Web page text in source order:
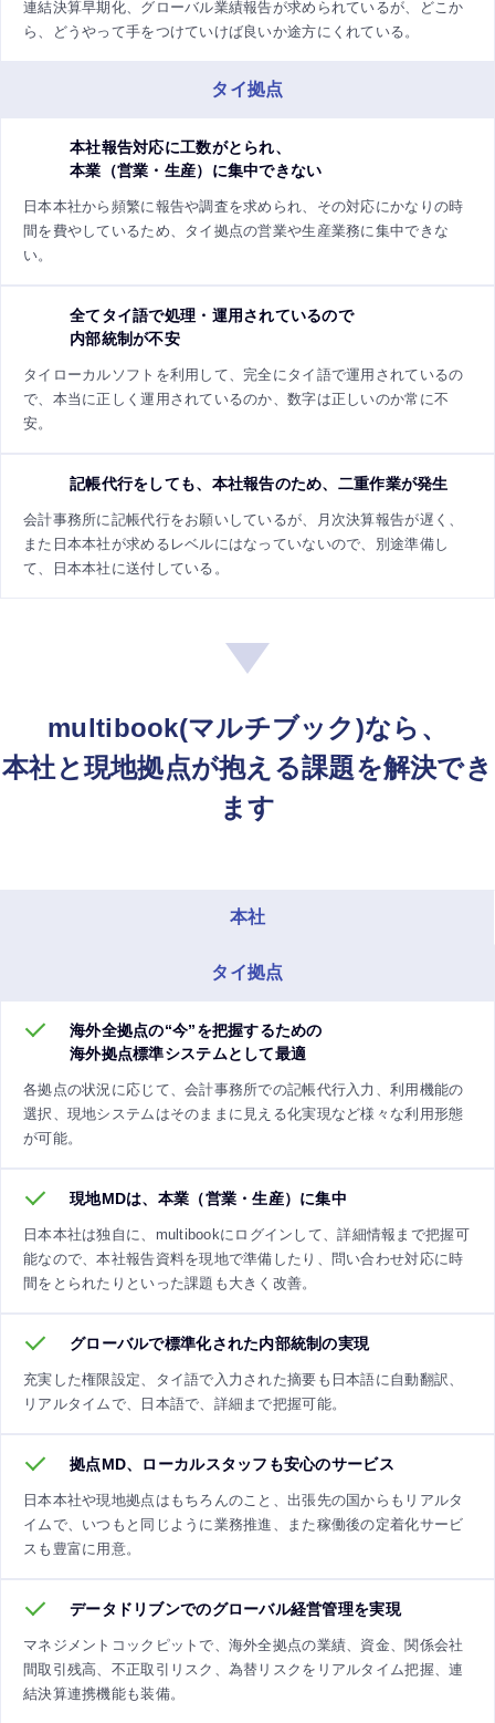
連結決算早期化、グローバル業績報告が求められているが、どこか
ら、どうやって手をつけていけば良いか途方にくれている。
タイ拠点
本社報告対応に工数がとられ、
本業（営業・生産）に集中できない
日本本社から頻繁に報告や調査を求められ、その対応にかなりの時
間を費やしているため、タイ拠点の営業や生産業務に集中できな
い。
全てタイ語で処理・運用されているので
内部統制が不安
タイローカルソフトを利用して、完全にタイ語で運用されているの
で、本当に正しく運用されているのか、数字は正しいのか常に不
安。
記帳代行をしても、本社報告のため、二重作業が発生
会計事務所に記帳代行をお願いしているが、月次決算報告が遅く、
また日本本社が求めるレベルにはなっていないので、別途準備し
て、日本本社に送付している。
multibook(マルチブック)なら、
本社と現地拠点が抱える課題を解決でき
ます
本社
タイ拠点
海外全拠点の“今”を把握するための
海外拠点標準システムとして最適
各拠点の状況に応じて、会計事務所での記帳代行入力、利用機能の
選択、現地システムはそのままに見える化実現など様々な利用形態
が可能。
現地MDは、本業（営業・生産）に集中
日本本社は独自に、multibookにログインして、詳細情報まで把握可
能なので、本社報告資料を現地で準備したり、問い合わせ対応に時
間をとられたりといった課題も大きく改善。
グローバルで標準化された内部統制の実現
充実した権限設定、タイ語で入力された摘要も日本語に自動翻訳、
リアルタイムで、日本語で、詳細まで把握可能。
拠点MD、ローカルスタッフも安心のサービス
日本本社や現地拠点はもちろんのこと、出張先の国からもリアルタ
イムで、いつもと同じように業務推進、また稼働後の定着化サービ
スも豊富に用意。
データドリブンでのグローバル経営管理を実現
マネジメントコックピットで、海外全拠点の業績、資金、関係会社
間取引残高、不正取引リスク、為替リスクをリアルタイム把握、連
結決算連携機能も装備。